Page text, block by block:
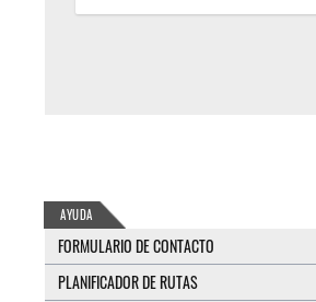
AYUDA
FORMULARIO DE CONTACTO
PLANIFICADOR DE RUTAS